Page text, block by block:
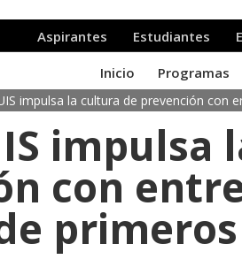
impulsa la cultura de prevención con
impulsa
con